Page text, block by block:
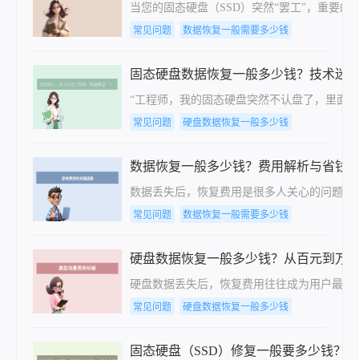
当您的固态硬盘（SSD）突然“罢工”，重要
常见问题 数据恢复一般需要多少钱
固态硬盘数据恢复一般多少钱？技术迷
“工程师，我的固态硬盘突然不认盘了，里面
常见问题 硬盘数据恢复一般多少钱
数据恢复一般多少钱？费用解析与省钱
数据丢失后，恢复费用是很多人关心的问题
常见问题 数据恢复一般需要多少钱
硬盘数据恢复一般多少钱？从百元到万
硬盘数据丢失后，恢复费用往往成为用户最
常见问题 硬盘数据恢复一般多少钱
固态硬盘（SSD）修复一般要多少钱？